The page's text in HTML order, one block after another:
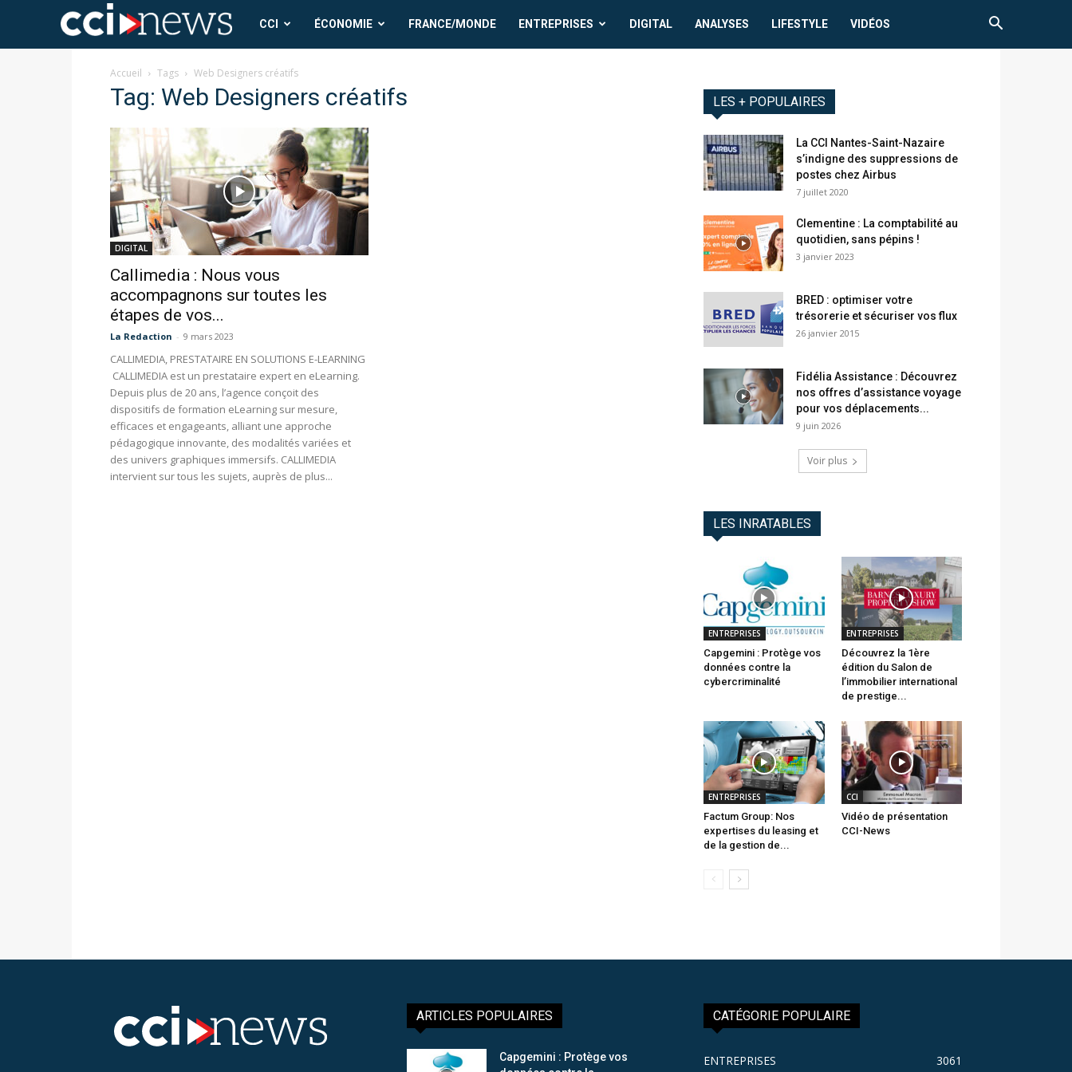
CCI
News
CCI ÉCONOMIE FRANCE/MONDE ENTREPRISES DIGITAL ANALYSES LIFESTYLE VIDÉOS
Accueil Tags Web Designers créatifs
Tag: Web Designers créatifs
DIGITAL
Callimedia : Nous vous
accompagnons sur toutes les
étapes de vos...
La Redaction - 9 mars 2023
CALLIMEDIA, PRESTATAIRE EN SOLUTIONS E-LEARNING
CALLIMEDIA est un prestataire expert en eLearning.
Depuis plus de 20 ans, l’agence conçoit des
dispositifs de formation eLearning sur mesure,
efficaces et engageants, alliant une approche
pédagogique innovante, des modalités variées et
des univers graphiques immersifs. CALLIMEDIA
intervient sur tous les sujets, auprès de plus...
LES + POPULAIRES
La CCI Nantes-Saint-Nazaire
s’indigne des suppressions de
postes chez Airbus
7 juillet 2020
Clementine : La comptabilité au
quotidien, sans pépins !
3 janvier 2023
BRED : optimiser votre
trésorerie et sécuriser vos flux
26 janvier 2015
Fidélia Assistance : Découvrez
nos offres d’assistance voyage
pour vos déplacements...
9 juin 2026
Voir plus
LES INRATABLES
ENTREPRISES
Capgemini : Protège vos
données contre la
cybercriminalité
ENTREPRISES
Découvrez la 1ère
édition du Salon de
l’immobilier international
de prestige...
ENTREPRISES
Factum Group: Nos
expertises du leasing et
de la gestion de...
CCI
Vidéo de présentation
CCI-News
ARTICLES POPULAIRES
Capgemini : Protège vos
CATÉGORIE POPULAIRE
ENTREPRISES 3061